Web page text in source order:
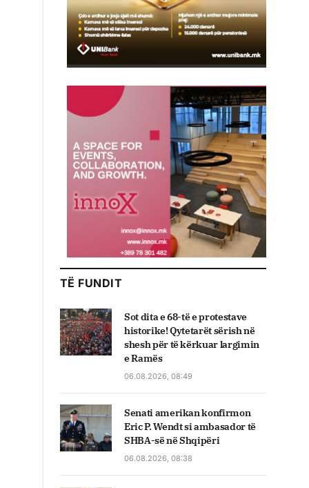
TË FUNDIT
Sot dita e 68-të e protestave
historike! Qytetarët sërish në
shesh për të kërkuar largimin
e Ramës
06.08.2026, 08:49
Senati amerikan konfirmon
Eric P. Wendt si ambasador të
SHBA-së në Shqipëri
06.08.2026, 08:38